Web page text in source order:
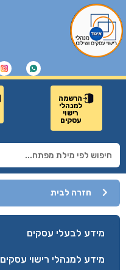
הרשמה
למנהלי
רישוי
עסקים
חזרה לבית
מידע לבעלי עסקים
מידע למנהלי רישוי עסקים